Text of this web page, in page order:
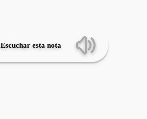
Escuchar esta nota